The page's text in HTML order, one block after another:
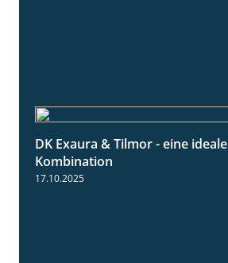
DK Exaura & Tilmor - eine ideale
Kombination
17.10.2025